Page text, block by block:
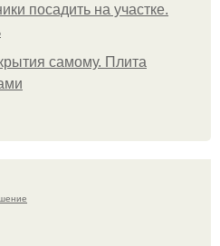
посадить на участке.
самому. Плита